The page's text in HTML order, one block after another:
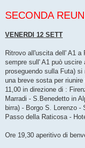
o
SECONDA
VENERDI 12 SETT
Ritrovo all'uscita dell' A1 a
sempre sull' A1 può uscire
proseguendo sulla Futa)
una breve sosta per
11,00 in direzione di :
Marradi - S.Benedetto in
birra) - Borgo S. Lorenzo -
Passo della Raticosa -
Ore 19,30 aperitivo di